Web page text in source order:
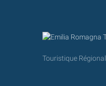
Touristique Régional